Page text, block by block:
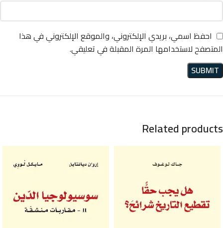
احفظ اسمي، بريدي الإلكتروني، والموقع الإلكتروني في هذا
المتصفح لاستخدامها المرة المقبلة في تعليقي.
Related products